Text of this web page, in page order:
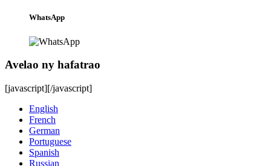
WhatsApp
Avelao ny hafatrao
[javascript][/javascript]
English
French
German
Portuguese
Spanish
Russian